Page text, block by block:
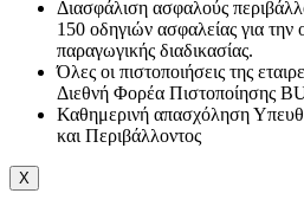
Διασφάλιση ασφαλούς
150 οδηγιών ασφαλείας για την
παραγωγικής διαδικασίας.
Όλες οι πιστοποιήσεις της
Διεθνή Φορέα Πιστοποίησης
Καθημερινή απασχόληση
και Περιβάλλοντος
X